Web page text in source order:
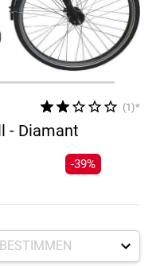
(1)*
- Diamant
-39%